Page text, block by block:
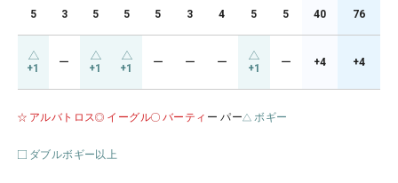
5 3 5 5 5 3 4 5 5 40 76
+1 ー +1 +1 ー ー ー +1 ー +4 +4
アルバトロス イーグル バーティ ー パー ボギー
ダブルボギー以上